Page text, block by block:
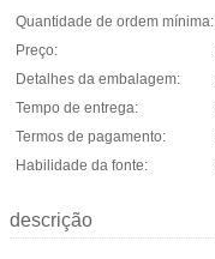
Quantidade de ordem mínima:
Preço:
Detalhes da embalagem:
Tempo de entrega:
Termos de pagamento:
Habilidade da fonte:
descrição